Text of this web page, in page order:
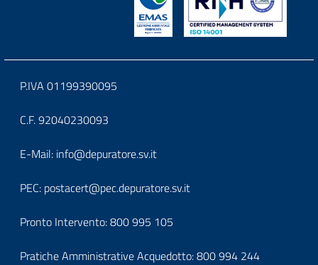
Block
it-
block-
footerindirizzo
P.IVA 01199390095
C.F. 92040230093
Block
it-
block-
footercontatti
E-Mail: info@depuratore.sv.it
PEC: postacert@pec.depuratore.sv.it
Pronto Intervento:800 995 105
Pratiche Amministrative Acquedotto:800 994 244